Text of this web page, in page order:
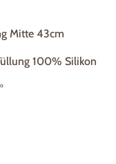
Mitte 43cm
100% Silikon